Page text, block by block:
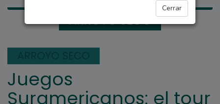
Cerrar
ARROYO SECO
Juegos
Suramericanos: el tour